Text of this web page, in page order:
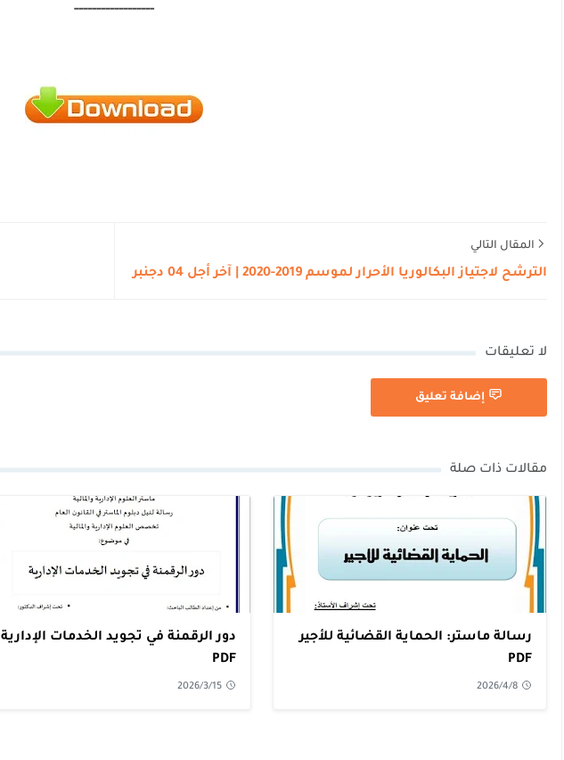
------------------
المقال التالي
الترشح لاجتياز البكالوريا الأحرار لموسم 2019-2020 | آخر أجل 04 دجنبر
لا تعليقات
إضافة تعليق
مقالات ذات صلة
رسالة ماستر: الحماية القضائية للأجير
PDF
2026/4/8
دور الرقمنة في تجويد الخدمات الإدارية
PDF
2026/3/15